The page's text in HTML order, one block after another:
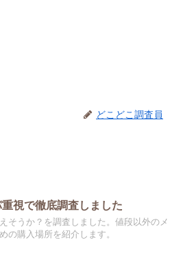
どこどこ調査員
視で徹底調査しました
そうか？を調査しました。値段以外のメ
の購入場所を紹介します。